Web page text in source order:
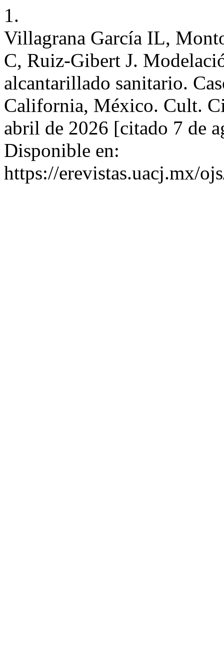
1.
Villagrana García IL,
C, Ruiz-Gibert J.
alcantarillado sanitario.
California, México. Cult.
abril de 2026 [citado 7 de
Disponible en:
https://erevistas.uacj.mx/